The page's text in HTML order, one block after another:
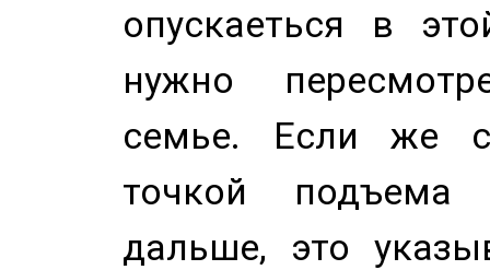
опускаеться в
нужно
семье. Если же
точкой
дальше, это